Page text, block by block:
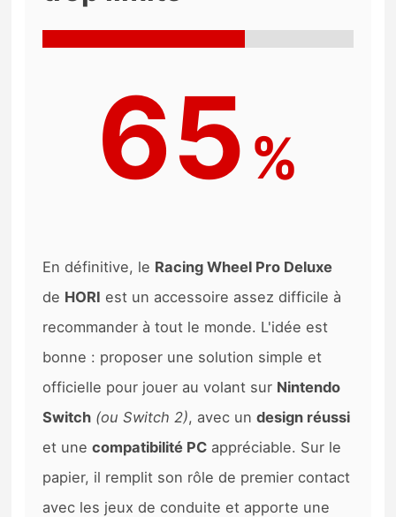
65 %
En définitive, le Racing Wheel Pro Deluxe
de HORI est un accessoire assez difficile à
recommander à tout le monde. L'idée est
bonne : proposer une solution simple et
officielle pour jouer au volant sur Nintendo
Switch (ou Switch 2), avec undesign réussi
et unecompatibilité PC appréciable. Sur le
papier, il remplit son rôle de premier contact
avec les jeux de conduite et apporte une